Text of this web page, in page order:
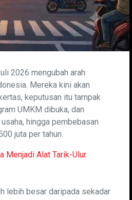
2026 mengubah arah
Mereka kini akan
keputusan itu tampak
UMKM dibuka, dan
hingga pembebasan
juta per tahun.
Menjadi Alat Tarik-Ulur
lebih besar daripada sekadar